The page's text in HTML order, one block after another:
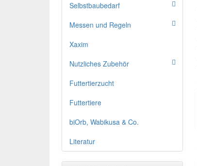
Selbstbaubedarf
Messen und Regeln
Xaxim
Nutzliches Zubehör
Futtertierzucht
Futtertiere
biOrb, Wabikusa & Co.
Literatur